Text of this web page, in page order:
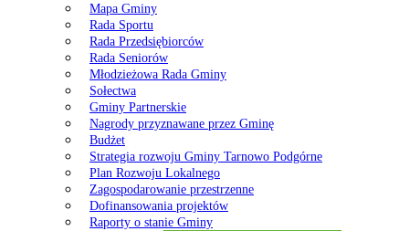
Mapa Gminy
Rada Sportu
Rada Przedsiębiorców
Rada Seniorów
Młodzieżowa Rada Gminy
Sołectwa
Gminy Partnerskie
Nagrody przyznawane przez Gminę
Budżet
Strategia rozwoju Gminy Tarnowo Podgórne
Plan Rozwoju Lokalnego
Zagospodarowanie przestrzenne
Dofinansowania projektów
Raporty o stanie Gminy